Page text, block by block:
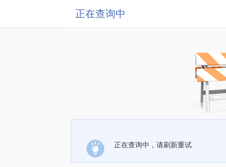
正在查询中
正在查询中，请刷新重试